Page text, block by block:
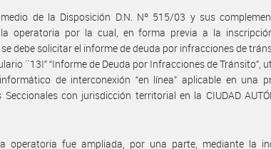
de la Disposición D.N. Nº 515/03 y sus
operatoria por la cual, en forma previa a la
debe solicitar el informe de deuda por infracciones de
¨13I” “Informe de Deuda por Infracciones de Tránsito”,
de interconexión “en línea” aplicable en una
Seccionales con jurisdicción territorial en la CIUDAD
operatoria fue ampliada, por una parte, mediante la